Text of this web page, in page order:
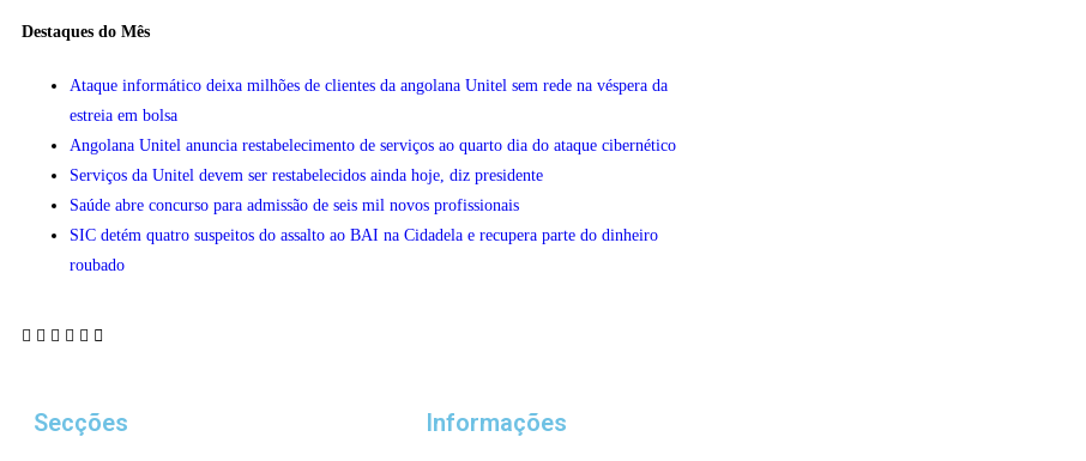
Destaques do Mês
Ataque informático deixa milhões de clientes da angolana Unitel sem rede na véspera da
estreia em bolsa
Angolana Unitel anuncia restabelecimento de serviços ao quarto dia do ataque cibernético
Serviços da Unitel devem ser restabelecidos ainda hoje, diz presidente
Saúde abre concurso para admissão de seis mil novos profissionais
SIC detém quatro suspeitos do assalto ao BAI na Cidadela e recupera parte do dinheiro
roubado
Secções Informações